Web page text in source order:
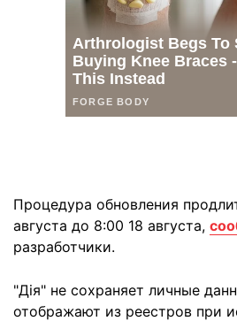
Процедура обновления
августа до 8:00 18 августа,
разработчики.
"Дія" не сохраняет личные
отображают из реестров при